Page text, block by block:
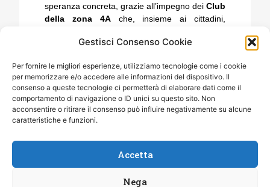
Gestisci Consenso Cookie
Per fornire le migliori esperienze, utilizziamo tecnologie come i cookie
per memorizzare e/o accedere alle informazioni del dispositivo. Il
consenso a queste tecnologie ci permetterà di elaborare dati come il
comportamento di navigazione o ID unici su questo sito. Non
acconsentire o ritirare il consenso può influire negativamente su alcune
caratteristiche e funzioni.
Accetta
Nega
speranza concreta, grazie all’impegno dei Club
della zona 4Ache, insieme ai cittadini,